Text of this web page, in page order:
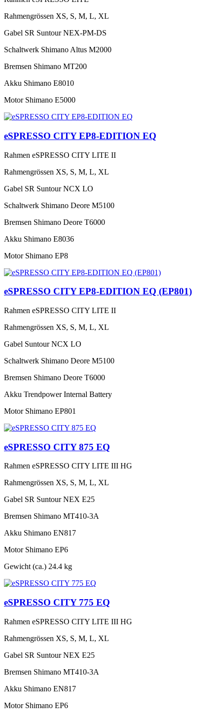
Rahmengrössen XS, S, M, L, XL
Gabel SR Suntour NEX-PM-DS
Schaltwerk Shimano Altus M2000
Bremsen Shimano MT200
Akku Shimano E8010
Motor Shimano E5000
eSPRESSO CITY EP8-EDITION EQ
Rahmen eSPRESSO CITY LITE II
Rahmengrössen XS, S, M, L, XL
Gabel SR Suntour NCX LO
Schaltwerk Shimano Deore M5100
Bremsen Shimano Deore T6000
Akku Shimano E8036
Motor Shimano EP8
eSPRESSO CITY EP8-EDITION EQ (EP801)
Rahmen eSPRESSO CITY LITE II
Rahmengrössen XS, S, M, L, XL
Gabel Suntour NCX LO
Schaltwerk Shimano Deore M5100
Bremsen Shimano Deore T6000
Akku Trendpower Internal Battery
Motor Shimano EP801
eSPRESSO CITY 875 EQ
Rahmen eSPRESSO CITY LITE III HG
Rahmengrössen XS, S, M, L, XL
Gabel SR Suntour NEX E25
Bremsen Shimano MT410-3A
Akku Shimano EN817
Motor Shimano EP6
Gewicht (ca.) 24.4 kg
eSPRESSO CITY 775 EQ
Rahmen eSPRESSO CITY LITE III HG
Rahmengrössen XS, S, M, L, XL
Gabel SR Suntour NEX E25
Bremsen Shimano MT410-3A
Akku Shimano EN817
Motor Shimano EP6